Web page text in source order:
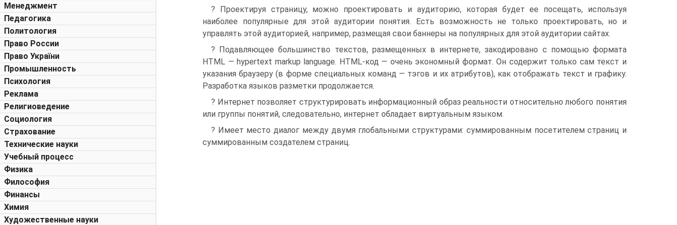
Менеджмент
Педагогика
Политология
Право России
Право України
Промышленность
Психология
Реклама
Религиоведение
Социология
Страхование
Технические науки
Учебный процесс
Физика
Философия
Финансы
Химия
Художественные науки
? Проектируя страницу, можно проектировать и аудиторию, которая будет ее посещать, используя
наиболее популярные для этой аудитории понятия. Есть возможность не только проектировать, но и
управлять этой аудиторией, например, размещая свои баннеры на популярных для этой аудитории сайтах.
? Подавляющее большинство текстов, размещенных в интернете, закодировано с помощью формата
HTML — hypertext markup language. HTML-код — очень экономный формат. Он содержит только сам текст и
указания браузеру (в форме специальных команд — тэгов и их атрибутов), как отображать текст и графику.
Разработка языков разметки продолжается.
? Интернет позволяет структурировать информационный образ реальности относительно любого понятия
или группы понятий, следовательно, интернет обладает виртуальным языком.
? Имеет место диалог между двумя глобальными структурами: суммированным посетителем страниц и
суммированным создателем страниц.